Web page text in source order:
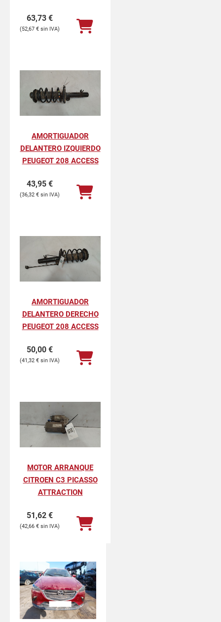
63,73 €
52,67 €
AMORTIGUADOR
DELANTERO IZQUIERDO
PEUGEOT 208 ACCESS
43,95 €
36,32 €
AMORTIGUADOR
DELANTERO DERECHO
PEUGEOT 208 ACCESS
50,00 €
41,32 €
MOTOR ARRANQUE
CITROEN C3 PICASSO
ATTRACTION
51,62 €
42,66 €